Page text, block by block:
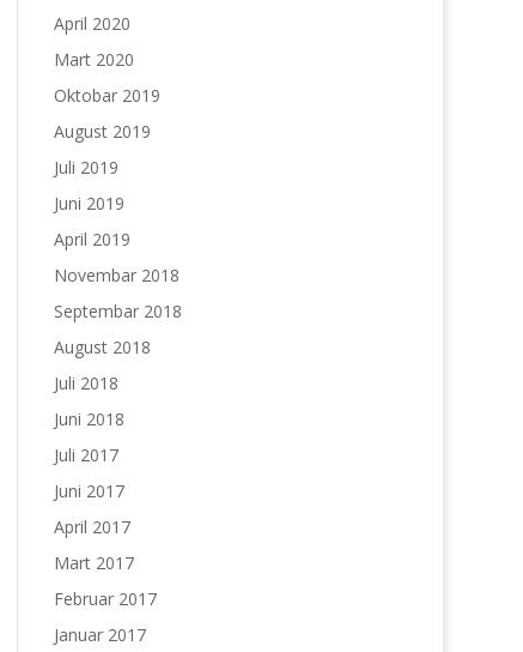
April 2020
Mart 2020
Oktobar 2019
August 2019
Juli 2019
Juni 2019
April 2019
Novembar 2018
Septembar 2018
August 2018
Juli 2018
Juni 2018
Juli 2017
Juni 2017
April 2017
Mart 2017
Februar 2017
Januar 2017